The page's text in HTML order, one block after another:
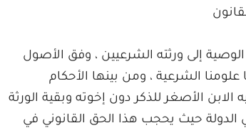
إلى ورثته الشرعيين ، وفق الأصول
الشرعية ، ومن بينها الأحكام
الأصغر للذكر دون إخوته وبقية الورثة
حيث يحجب هذا الحق القانوني في